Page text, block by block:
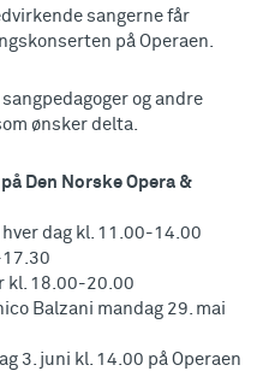
sangerne får
på Operaen.
og andre
ønsker delta.
Den Norske Opera &
dag kl. 11.00-14.00
kl. 18.00-20.00
Balzani mandag 29. mai
3. juni kl. 14.00 på Operaen